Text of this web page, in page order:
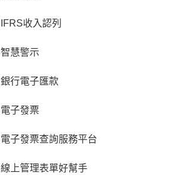
IFRS收入認列
智慧警示
銀行電子匯款
電子發票
電子發票查詢服務平台
線上管理表單好幫手